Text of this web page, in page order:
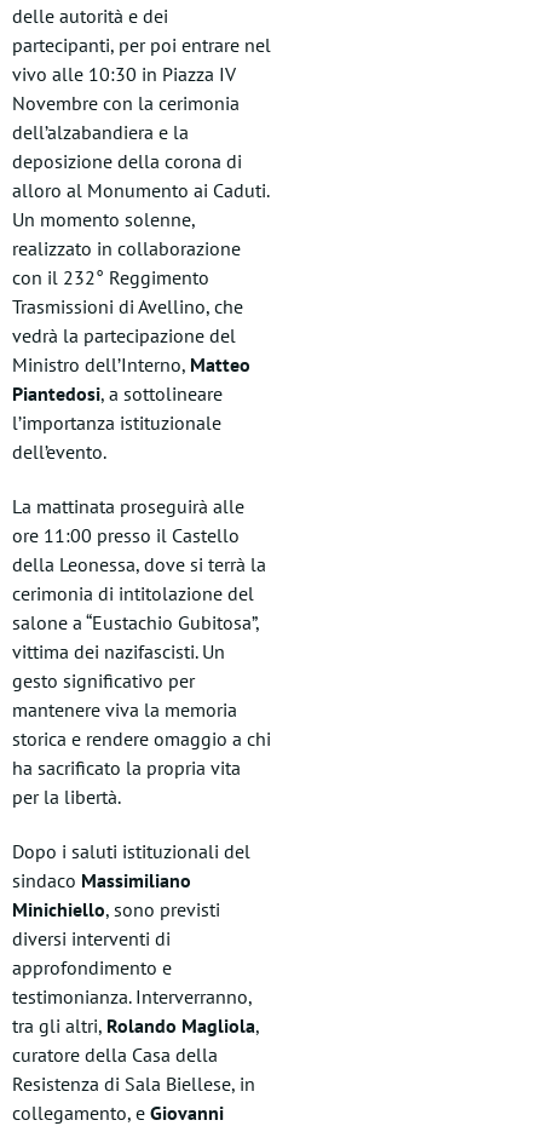
delle autorità e dei
partecipanti, per poi entrare nel
vivo alle 10:30 in Piazza IV
Novembre con la cerimonia
dell’alzabandiera e la
deposizione della corona di
alloro al Monumento ai Caduti.
Un momento solenne,
realizzato in collaborazione
con il 232° Reggimento
Trasmissioni di Avellino, che
vedrà la partecipazione del
Ministro dell’Interno, Matteo
Piantedosi, a sottolineare
l’importanza istituzionale
dell’evento.
La mattinata proseguirà alle
ore 11:00 presso il Castello
della Leonessa, dove si terrà la
cerimonia di intitolazione del
salone a “Eustachio Gubitosa”,
vittima dei nazifascisti. Un
gesto significativo per
mantenere viva la memoria
storica e rendere omaggio a chi
ha sacrificato la propria vita
per la libertà.
Dopo i saluti istituzionali del
sindaco Massimiliano
Minichiello, sono previsti
diversi interventi di
approfondimento e
testimonianza. Interverranno,
tra gli altri, Rolando Magliola,
curatore della Casa della
Resistenza di Sala Biellese, in
collegamento, e Giovanni